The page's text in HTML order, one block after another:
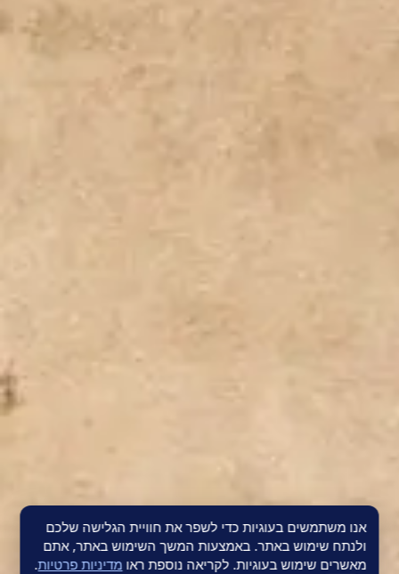
אנו משתמשים בעוגיות כדי לשפר את חוויית הגלישה שלכם
ולנתח שימוש באתר. באמצעות המשך השימוש באתר, אתם
מאשרים שימוש בעוגיות. לקריאה נוספת ראו מדיניות פרטיות.